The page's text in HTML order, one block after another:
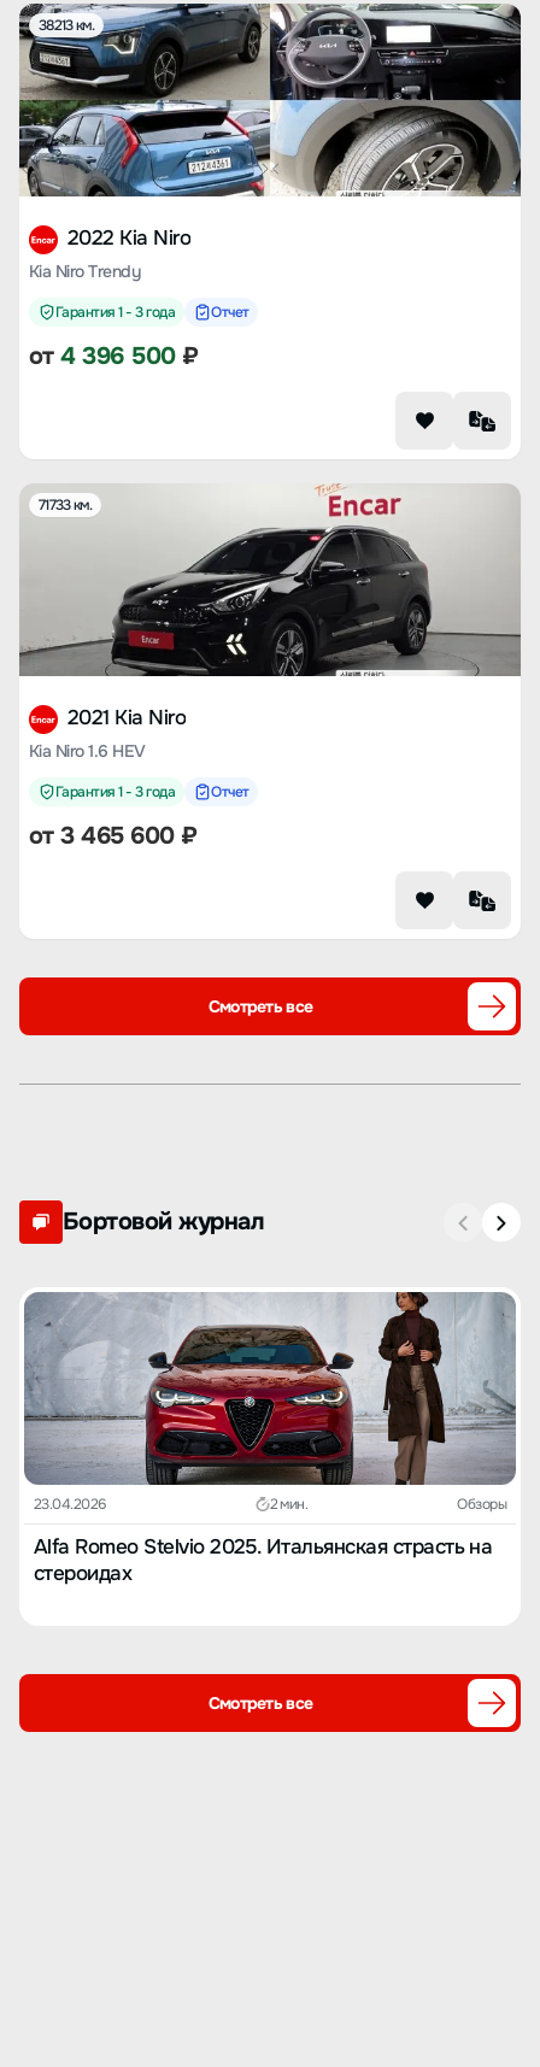
38213 км.
2022 Kia Niro
Kia Niro Trendy
Гарантия 1 - 3 года Отчет
от4 396 500₽
71733 км.
2021 Kia Niro
Kia Niro 1.6 HEV
Гарантия 1 - 3 года Отчет
от3 465 600₽
Смотреть все
Бортовой журнал
23.04.2026 2 мин. Обзоры
Alfa Romeo Stelvio 2025. Итальянская страсть на
стероидах
Смотреть все